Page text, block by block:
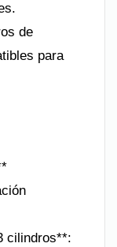
de
para
cilindros**: